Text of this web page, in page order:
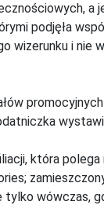
a
podjęła
wizerunku i nie
która polega
tylko wówczas,